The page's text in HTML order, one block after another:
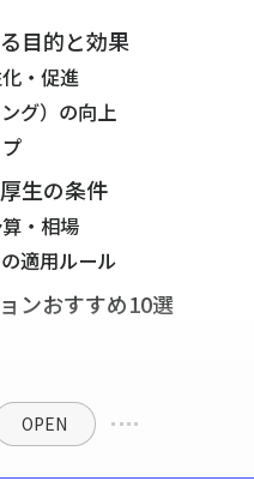
目的と効果
・促進
グ）の向上
生の条件
・相場
適用ルール
ンおすすめ10選
OPEN